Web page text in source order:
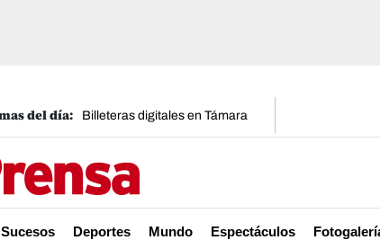
Billeteras digitales en Támara
Sucesos Deportes Mundo Espectáculos